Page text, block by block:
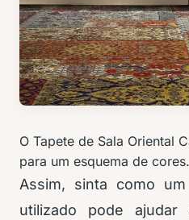
O Tapete de Sala Oriental
para um esquema de cores.
Assim, sinta como
utilizado pode ajudar